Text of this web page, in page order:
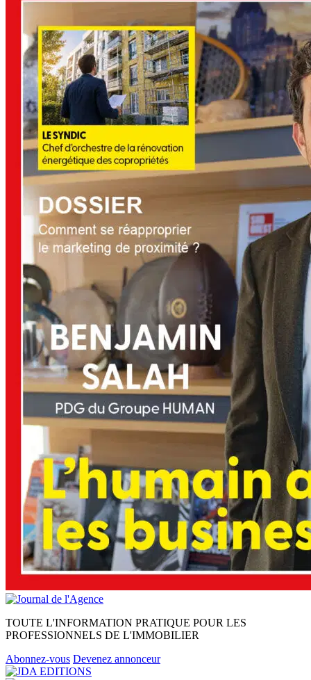
TOUTE L'INFORMATION PRATIQUE POUR LES
PROFESSIONNELS DE L'IMMOBILIER
Abonnez-vous Devenez annonceur